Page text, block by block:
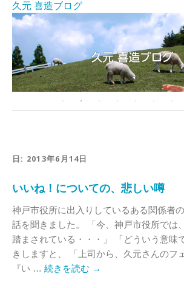
久元 喜造ブログ
日: 2013年6月14日
いいね！についての、悲しい噂
神戸市役所に出入りしているある関係者
話を聞きました。 「今、神戸市役所では
踏まされている・・・」 「どういう意味
きしますと、 「上司から、久元さんのフ
『い … 続きを読む →